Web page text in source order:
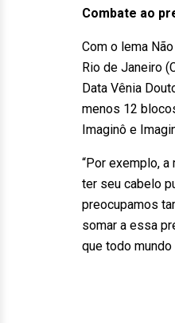
Combate ao
Com o lema
Rio de Janeiro
Data Vênia
menos 12
Imaginô e
“Por exemplo,
ter seu cabelo
preocupamos
somar a essa
que todo